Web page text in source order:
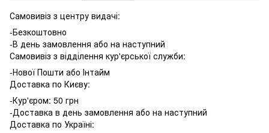
Самовивіз з центру видачі:
-Безкоштовно
-В день замовлення або на наступний
Самовивіз з відділення кур'єрської служби:
-Нової Пошти або Інтайм
Доставка по Києву:
-Кур'єром: 50 грн
-Доставка в день замовлення або на наступний
Доставка по Україні: